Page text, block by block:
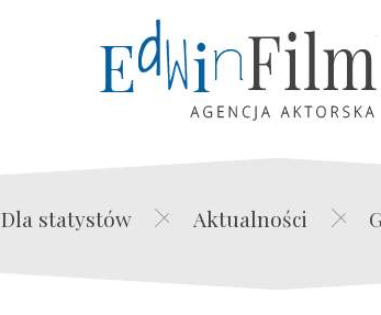
Dla statystów Aktualności